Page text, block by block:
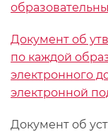
Документ об
по каждой
электронного
электронной
Документ об